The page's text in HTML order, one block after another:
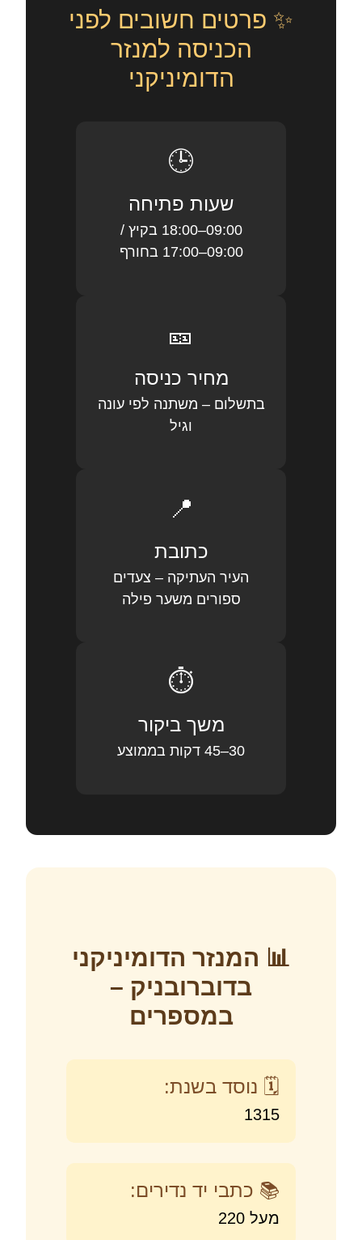
✨ פרטים חשובים לפני
הכניסה למנזר
הדומיניקני
שעות פתיחה
09:00–18:00 בקיץ /
מחיר כניסה
בתשלום – משתנה לפי עונה
העיר העתיקה – צעדים
ספורים משער פילה
משך ביקור
📊 המנזר הדומיניקני
בדוברובניק –
במספרים
🗓 נוסד בשנת:
📚 כתבי יד נדירים: